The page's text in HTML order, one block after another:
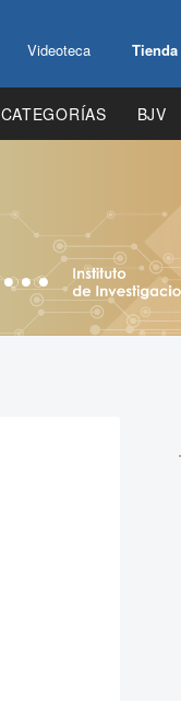
Videoteca
CATEGORÍAS BJV